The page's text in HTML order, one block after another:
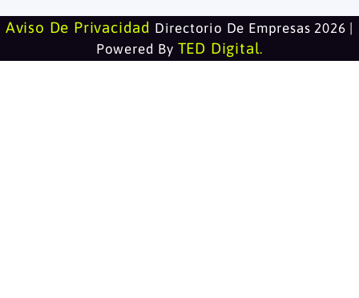
Aviso De Privacidad Directorio De Empresas 2026 |
Powered By TED Digital.